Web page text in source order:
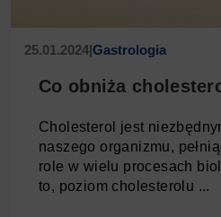
25.01.2024|Gastrologia
Co obniża
Cholesterol jest
naszego organizmu,
role w wielu procesach
to, poziom cholesterolu ...